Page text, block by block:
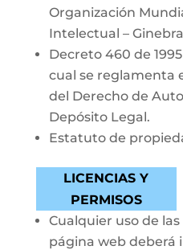
Organización
Intelectual –
Decreto 460 de
cual se reglamenta
del Derecho de
Depósito Legal.
Estatuto de
LICENCIAS Y
PERMISOS
Cualquier uso de
página web deberá